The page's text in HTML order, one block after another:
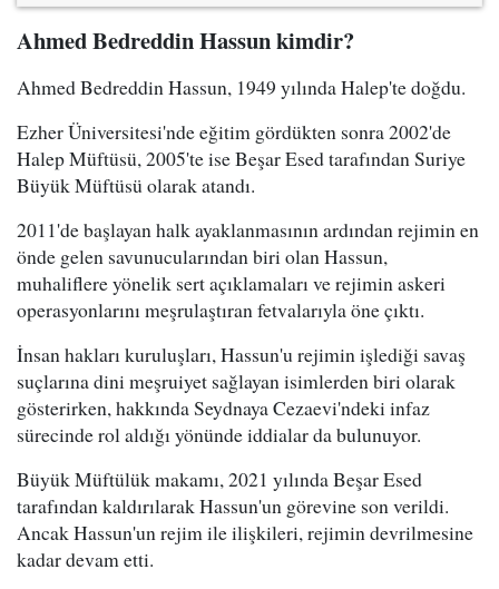
Ahmed Bedreddin Hassun kimdir?
Ahmed Bedreddin Hassun, 1949 yılında Halep'te doğdu.
Ezher Üniversitesi'nde eğitim gördükten sonra 2002'de
Halep Müftüsü, 2005'te ise Beşar Esed tarafından Suriye
Büyük Müftüsü olarak atandı.
2011'de başlayan halk ayaklanmasının ardından rejimin en
önde gelen savunucularından biri olan Hassun,
muhaliflere yönelik sert açıklamaları ve rejimin askeri
operasyonlarını meşrulaştıran fetvalarıyla öne çıktı.
İnsan hakları kuruluşları, Hassun'u rejimin işlediği savaş
suçlarına dini meşruiyet sağlayan isimlerden biri olarak
gösterirken, hakkında Seydnaya Cezaevi'ndeki infaz
sürecinde rol aldığı yönünde iddialar da bulunuyor.
Büyük Müftülük makamı, 2021 yılında Beşar Esed
tarafından kaldırılarak Hassun'un görevine son verildi.
Ancak Hassun'un rejim ile ilişkileri, rejimin devrilmesine
kadar devam etti.